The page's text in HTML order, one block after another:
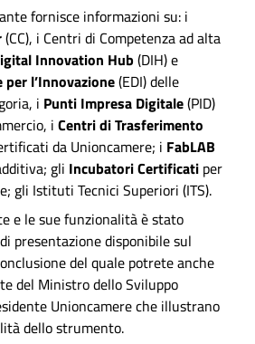
fornisce informazioni su: i
(CC), i Centri di Competenza ad alta
Innovation Hub (DIH) e
l’Innovazione(EDI) delle
i Punti Impresa Digitale(PID)
i Centri di Trasferimento
da Unioncamere; i FabLAB
gli Incubatori Certificati per
gli Istituti Tecnici Superiori (ITS).
e le sue funzionalità è stato
di presentazione disponibile sul
del quale potrete anche
del Ministro dello Sviluppo
Unioncamere che illustrano
dello strumento.